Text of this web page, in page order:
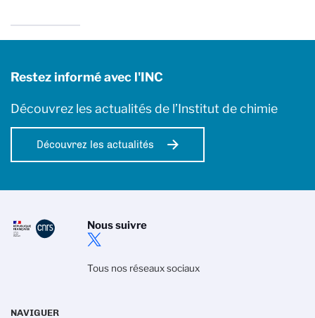
Restez informé avec l'INC
Découvrez les actualités de l’Institut de chimie
Découvrez les actualités
Nous suivre
Tous nos réseaux sociaux
NAVIGUER